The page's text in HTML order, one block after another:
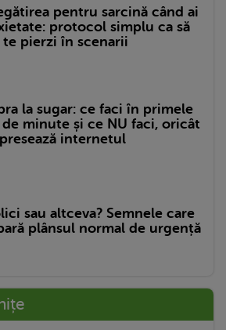
pentru sarcină când ai
protocol simplu ca să
te pierzi în scenarii
la sugar: ce faci în primele
minute și ce NU faci, oricât
internetul
sau altceva? Semnele care
plânsul normal de urgență